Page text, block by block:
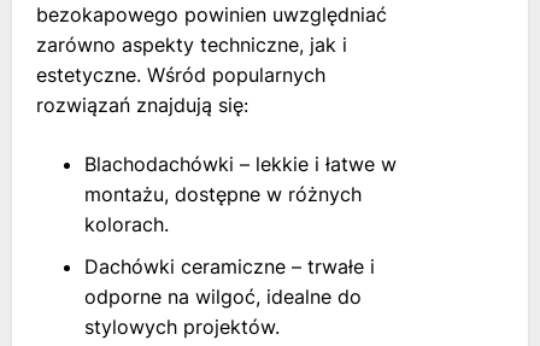
bezokapowego powinien uwzględniać
zarówno aspekty techniczne, jak i
estetyczne. Wśród popularnych
rozwiązań znajdują się:
Blachodachówki – lekkie i łatwe w
montażu, dostępne w różnych
kolorach.
Dachówki ceramiczne – trwałe i
odporne na wilgoć, idealne do
stylowych projektów.